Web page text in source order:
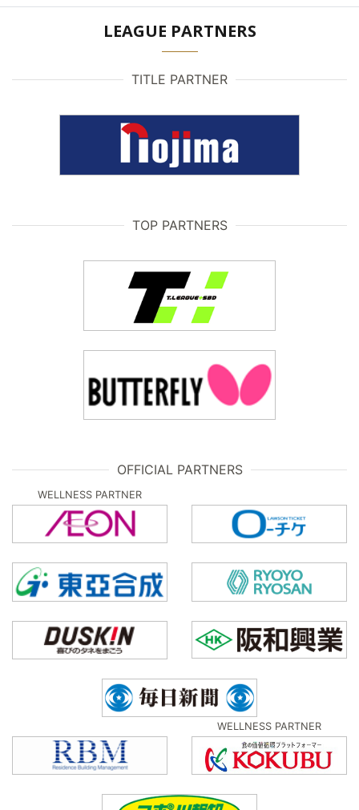
LEAGUE PARTNERS
TITLE PARTNER
TOP PARTNERS
OFFICIAL PARTNERS
WELLNESS PARTNER
WELLNESS PARTNER